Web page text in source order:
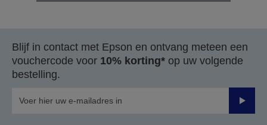
Blijf in contact met Epson en ontvang meteen een
vouchercode voor 10% korting* op uw volgende
bestelling.